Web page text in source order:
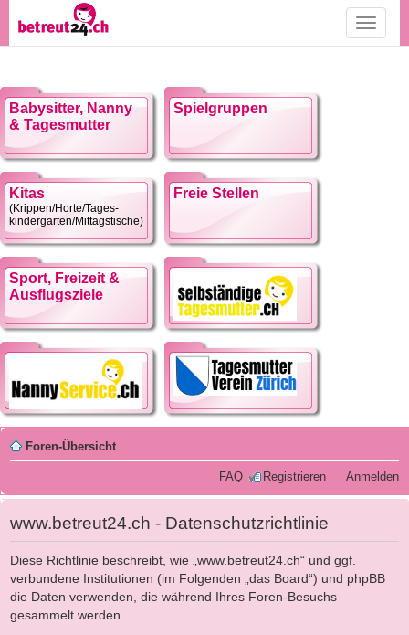
Toggle
Babysitter, Nanny
& Tagesmutter
Spielgruppen
Kitas
(Krippen/Horte/Tages-
kindergarten/Mittagstische)
Freie Stellen
Sport, Freizeit &
Ausflugsziele
Foren-Übersicht
FAQ Registrieren Anmelden
www.betreut24.ch - Datenschutzrichtlinie
Diese Richtlinie beschreibt, wie „www.betreut24.ch“ und ggf.
verbundene Institutionen (im Folgenden „das Board“) und phpBB
die Daten verwenden, die während Ihres Foren-Besuchs
gesammelt werden.